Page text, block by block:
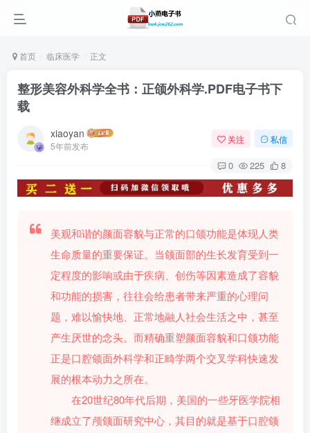
首页 临床医学 正文
整形美容外科学全书：正颌外科学.PDF电子书下
载
xiaoyan
5年前发布
关注 私信
0 225 8
美观和谐的颜面容貌与正常的口颌功能是体现人类
生命质量的重要保证。当颌面部的生长发育受到一
定程度的影响或由于疾病、创伤等因素造成了容貌
和功能的损害，往往会给患者带来严重的心理问
题，难以愉快地、正常地融人社会生活之中，甚至
产生厌世的念头。而精确重塑颜面容貌和口颌功能
正是口腔颌面外科学和正畸学两个交叉学科快速发
展的根本动力之所在。
在20世纪80年代后期，美国的一些牙医学院相
继成立了颅颌面研究中心，其目的就是基于口腔颌